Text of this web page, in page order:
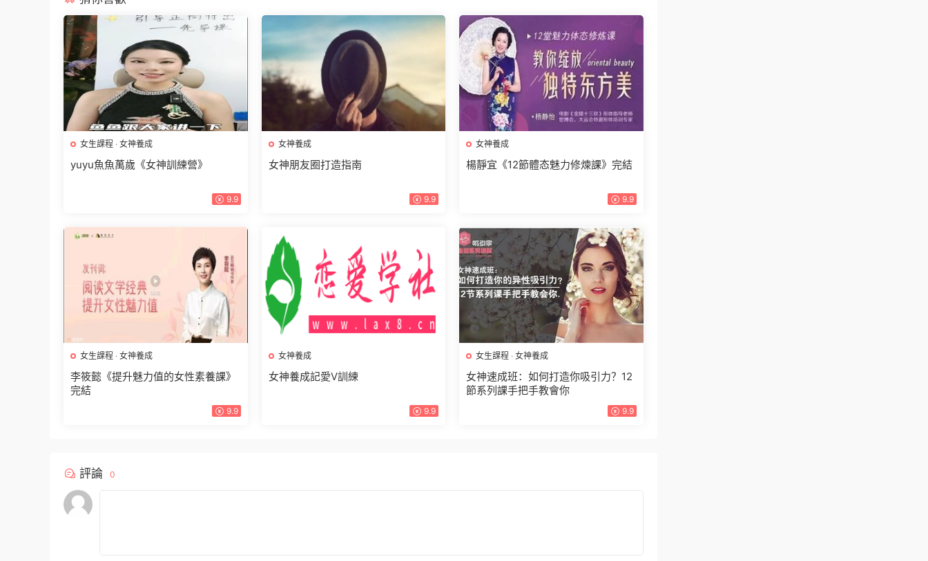
女生課程 · 女神養成
yuyu魚魚萬歲《女神訓練營》
9.9
女神養成
女神朋友圈打造指南
9.9
女神養成
楊靜宜《12節體态魅力修煉課》完結
9.9
女生課程 · 女神養成
李筱懿《提升魅力值的女性素養課》
完結
9.9
女神養成
女神養成記愛V訓練
9.9
女生課程 ·女神養成
女神速成班：如何打造你吸引力？12
節系列課手把手教會你
9.9
評論 0